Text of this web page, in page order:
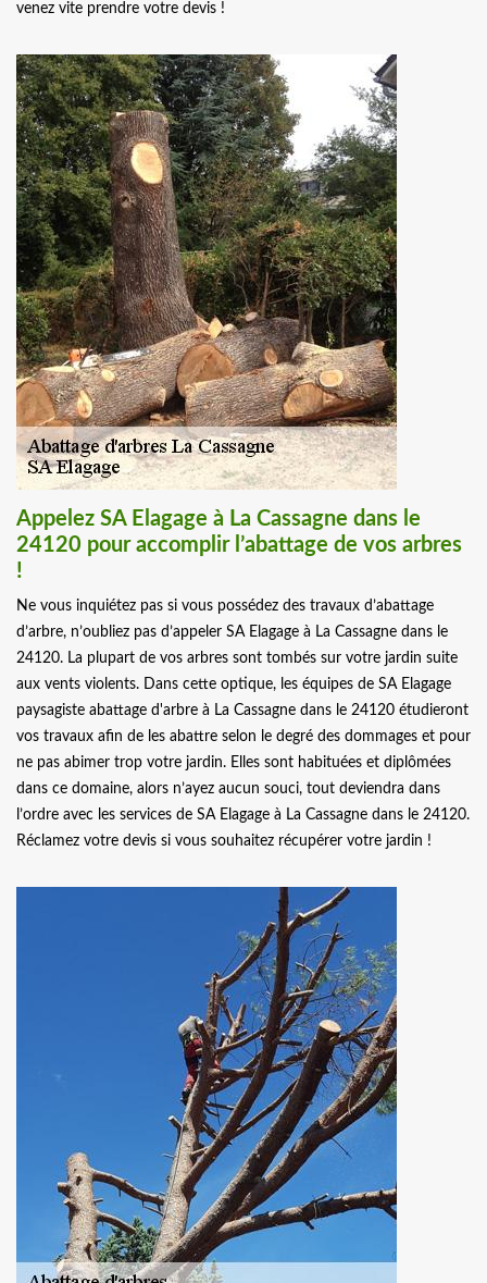
venez vite prendre votre devis !
Appelez SA Elagage à La Cassagne dans le
24120 pour accomplir l’abattage de vos arbres
!
Ne vous inquiétez pas si vous possédez des travaux d’abattage
d’arbre, n’oubliez pas d’appeler SA Elagage à La Cassagne dans le
24120. La plupart de vos arbres sont tombés sur votre jardin suite
aux vents violents. Dans cette optique, les équipes de SA Elagage
paysagiste abattage d'arbre à La Cassagne dans le 24120 étudieront
vos travaux afin de les abattre selon le degré des dommages et pour
ne pas abimer trop votre jardin. Elles sont habituées et diplômées
dans ce domaine, alors n’ayez aucun souci, tout deviendra dans
l’ordre avec les services de SA Elagage à La Cassagne dans le 24120.
Réclamez votre devis si vous souhaitez récupérer votre jardin !